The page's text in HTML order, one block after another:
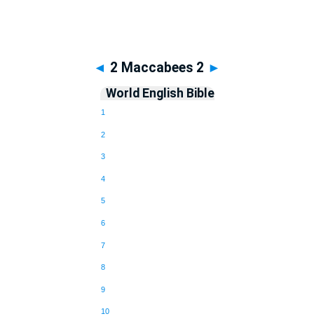
◄ 2 Maccabees 2 ►
World English Bible
1
2
3
4
5
6
7
8
9
10